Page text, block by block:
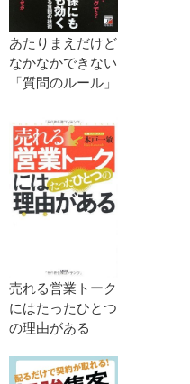
あたりまえだけど
なかなかできない
「質問のルール」
売れる営業トーク
にはたったひとつ
の理由がある